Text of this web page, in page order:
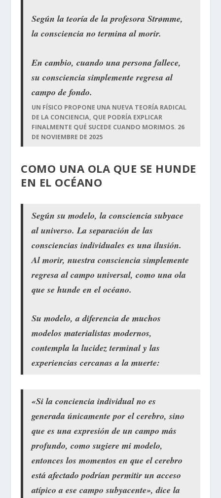
Según la teoría de la profesora Strømme,
la consciencia no termina al morir.
En cambio, cuando una persona fallece,
su consciencia simplemente regresa al
campo de fondo.
UN FÍSICO PROPONE UNA NUEVA TEORÍA RADICAL
DE LA CONCIENCIA, QUE PODRÍA EXPLICAR
FINALMENTE QUÉ SUCEDE CUANDO MORIMOS. 26
DE NOVIEMBRE DE 2025
COMO UNA OLA QUE SE HUNDE
EN EL OCÉANO
Según su modelo, la consciencia subyace
al universo. La separación de las
consciencias individuales es una ilusión.
Al morir, nuestra consciencia simplemente
regresa al campo universal, como una ola
que se hunde en el océano.
Su modelo, a diferencia de muchos
modelos materialistas modernos,
contempla la lucidez terminal y las
experiencias cercanas a la muerte:
«Si la conciencia individual no es
generada únicamente por el cerebro, sino
que es una expresión de un campo más
profundo, como sugiere mi modelo,
entonces los momentos en que el cerebro
está afectado podrían permitir un acceso
atípico a ese campo subyacente», dice la